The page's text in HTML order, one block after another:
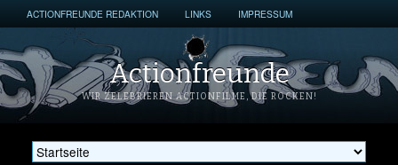
ACTIONFREUNDE REDAKTION LINKS IMPRESSUM
Actionfreunde
WIR ZELEBRIEREN ACTIONFILME, DIE ROCKEN!